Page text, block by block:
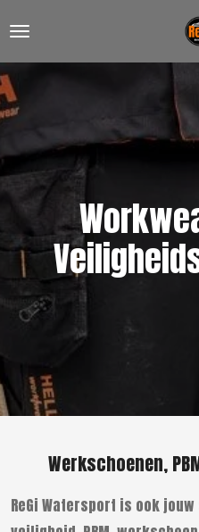
Ga
naar
de
Werkschoenen,
ReGi Watersport is ook